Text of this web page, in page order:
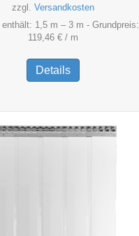
zzgl. Versandkosten
enthält: 1,5 m – 3 m - Grundpreis:
119,46 € / m
Details
weist
Varianten
auf.
Die